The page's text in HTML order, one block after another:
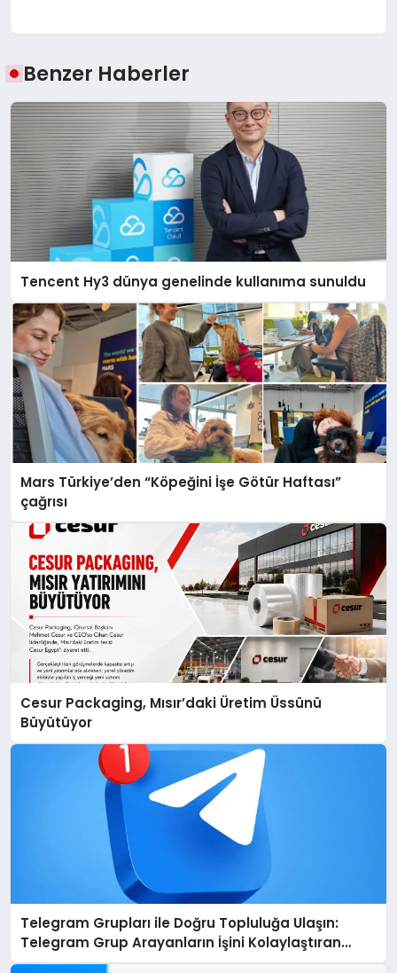
Benzer Haberler
Tencent Hy3 dünya genelinde kullanıma sunuldu
Mars Türkiye’den “Köpeğini İşe Götür Haftası”
çağrısı
Cesur Packaging, Mısır’daki Üretim Üssünü
Büyütüyor
Telegram Grupları ile Doğru Topluluğa Ulaşın:
Telegram Grup Arayanların İşini Kolaylaştıran
Çözüm